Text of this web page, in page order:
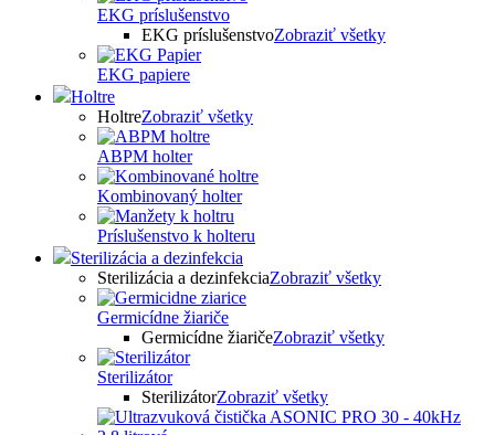
EKG príslušenstvo
EKG príslušenstvoZobraziť všetky
EKG papiere
Holtre
HoltreZobraziť všetky
ABPM holter
Kombinovaný holter
Príslušenstvo k holteru
Sterilizácia a dezinfekcia
Sterilizácia a dezinfekciaZobraziť všetky
Germicídne žiariče
Germicídne žiaričeZobraziť všetky
Sterilizátor
SterilizátorZobraziť všetky